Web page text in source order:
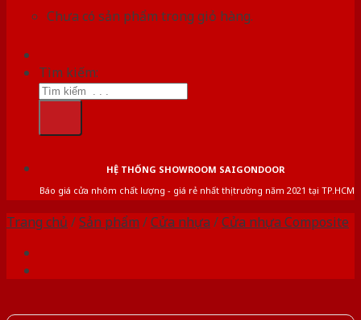
Chưa có sản phẩm trong giỏ hàng.
Tìm kiếm:
HỆ THỐNG SHOWROOM SAIGONDOOR
Báo giá cửa nhôm chất lượng - giá rẻ nhất thị trường năm 2021 tại TP.HCM
Trang chủ /Sản phẩm /Cửa nhựa /Cửa nhựa Composite